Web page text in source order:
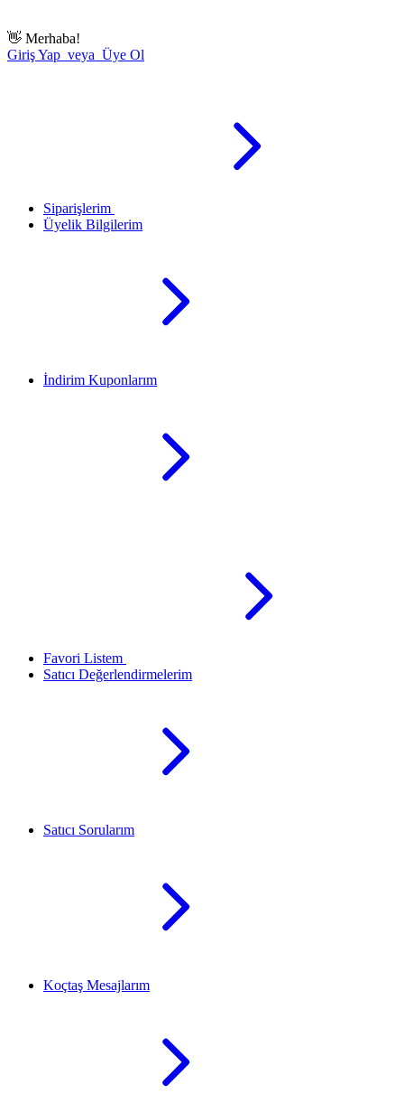
👋 Merhaba!
Giriş Yap veya Üye Ol
Siparişlerim
Üyelik Bilgilerim
İndirim Kuponlarım
Favori Listem
Satıcı Değerlendirmelerim
Satıcı Sorularım
Koçtaş Mesajlarım